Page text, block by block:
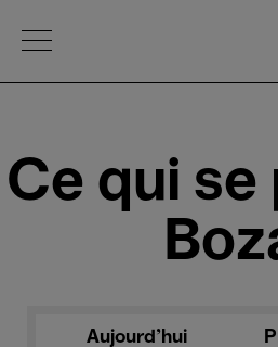
Open Menu
Ce qui se
Aujourd'hui